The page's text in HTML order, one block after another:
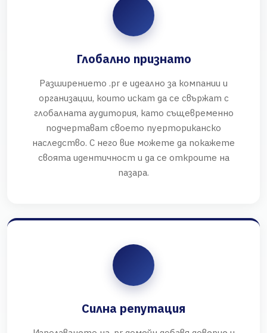
Глобално признато
Разширението .pr е идеално за компании и
организации, които искат да се свържат с
глобалната аудитория, като същевременно
подчертават своето пуерториканско
наследство. С него вие можете да покажете
своята идентичност и да се откроите на
пазара.
Силна репутация